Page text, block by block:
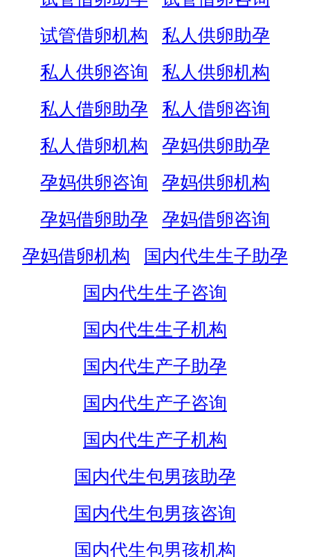
试管借卵机构
私人供卵助孕
私人供卵咨询
私人供卵机构
私人借卵助孕
私人借卵咨询
私人借卵机构
孕妈供卵助孕
孕妈供卵咨询
孕妈供卵机构
孕妈借卵助孕
孕妈借卵咨询
孕妈借卵机构
国内代生生子助孕
国内代生生子咨询
国内代生生子机构
国内代生产子助孕
国内代生产子咨询
国内代生产子机构
国内代生包男孩助孕
国内代生包男孩咨询
国内代生包男孩机构